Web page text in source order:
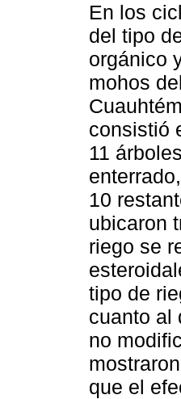
En los
del tipo
orgánico
mohos
consistió
11
10
ubicaron
riego se
tipo de
cuanto al
no
que el